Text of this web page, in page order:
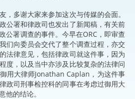
，多谢大家来参加这次与传媒的会面。
公署和律政司也发出了新闻稿，有关前
公署调查的事件。今早在ORC，即审查
们向委员会交代了整个调查过程，亦交
法律意见，包括律政司就这件事，因为
度，以及当中亦涉及比较复杂的法律问
用大律师Jonathan Caplan，为这件事
政司刑事检控科的同事在考虑过御用大
他的结论。